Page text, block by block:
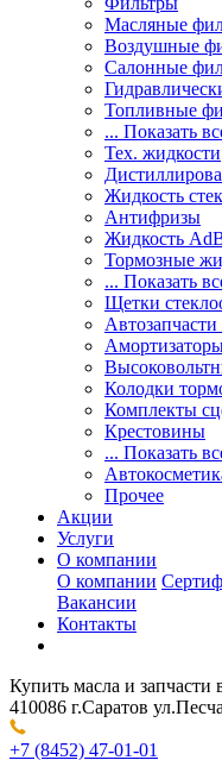
Масляные
Воздушные
Салонные
Топливные
... Показать
Тех. жидкости
Жидкость
Антифризы
Жидкость
Тормозные
... Показать
Щетки
Колодки
Комплекты
Крестовины
... Показать
Прочее
Акции
Услуги
О компании
О компании
Вакансии
Контакты
Купить масла и запчасти
410086 г.Саратов
+7 (8452) 47-01-01